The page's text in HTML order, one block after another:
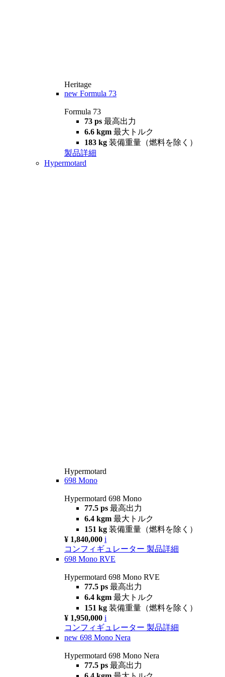
Heritage
new Formula 73
Formula 73
73 ps 最高出力
6.6 kgm 最大トルク
183 kg 装備重量（燃料を除く）
製品詳細
Hypermotard
Hypermotard
698 Mono
Hypermotard 698 Mono
77.5 ps 最高出力
6.4 kgm 最大トルク
151 kg 装備重量（燃料を除く）
¥ 1,840,000 i
コンフィギュレーター 製品詳細
698 Mono RVE
Hypermotard 698 Mono RVE
77.5 ps 最高出力
6.4 kgm 最大トルク
151 kg 装備重量（燃料を除く）
¥ 1,950,000 i
コンフィギュレーター 製品詳細
new 698 Mono Nera
Hypermotard 698 Mono Nera
77.5 ps 最高出力